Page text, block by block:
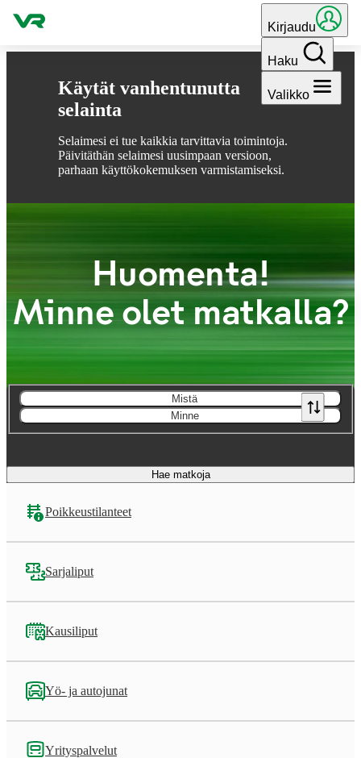
Käytät vanhentunutta
selainta
Selaimesi ei tue kaikkia tarvittavia toimintoja.
Päivitäthän selaimesi uusimpaan versioon,
parhaan käyttökokemuksen varmistamiseksi.
Hyppää sisältöön
Kirjaudu
Haku
Valikko
Huomenta!
Minne olet matkalla?
Mistä
Minne
Hae matkoja
Poikkeustilanteet
Sarjaliput
Kausiliput
Yö- ja autojunat
Yrityspalvelut